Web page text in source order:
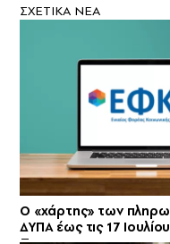
ΣXETIKA NEA
Ο «χάρτης» των
ΔΥΠΑ έως τις 17 Ιουλίου